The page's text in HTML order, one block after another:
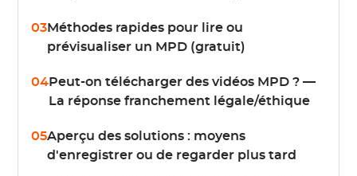
03Méthodes rapides pour lire ou
prévisualiser un MPD (gratuit)
04Peut-on télécharger des vidéos MPD ? —
La réponse franchement légale/éthique
05Aperçu des solutions : moyens
d'enregistrer ou de regarder plus tard